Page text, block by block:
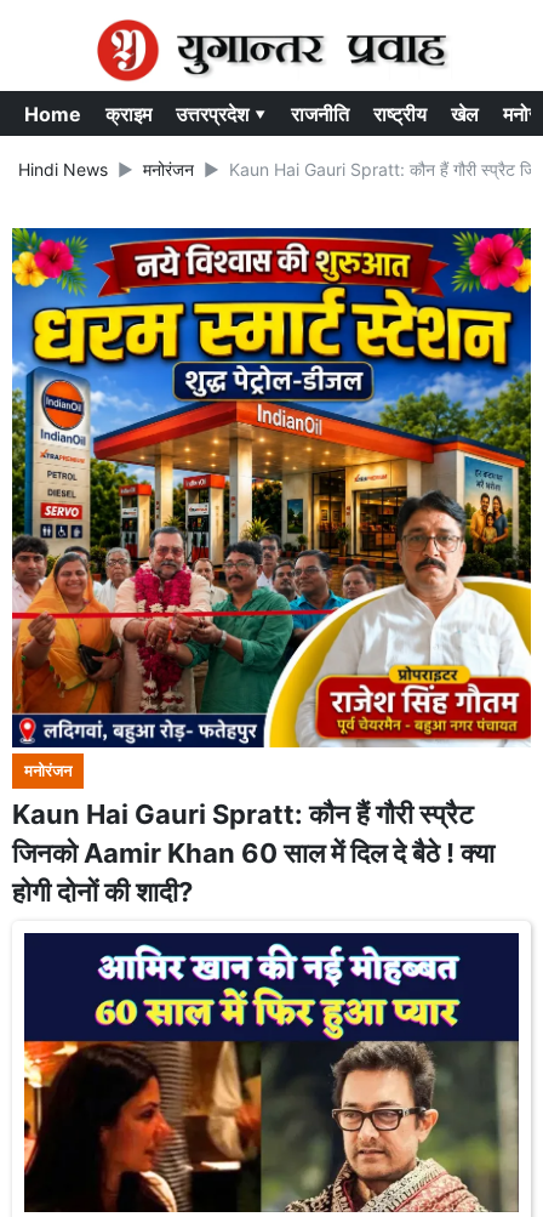
Home क्राइम उत्तरप्रदेश ▾ राजनीति राष्ट्रीय खेल
Hindi News मनोरंजन Kaun Hai Gauri Spratt: कौन हैं गौरी स्प्रैट
मनोरंजन
Kaun Hai Gauri Spratt: कौन हैं गौरी स्प्रैट
जिनको Aamir Khan 60 साल में दिल दे बैठे ! क्या
होगी दोनों की शादी?